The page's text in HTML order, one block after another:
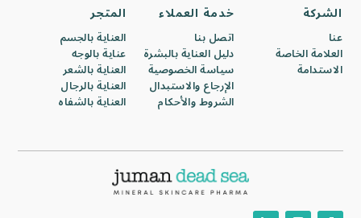
المتجر
العناية بالجسم
عناية بالوجه
العناية بالشعر
العناية بالرجال
العناية بالشفاه
خدمة العملاء
اتصل بنا
دليل العناية بالبشرة
سياسة الخصوصية
الإرجاع والاستبدال
الشروط والأحكام
الشركة
عنا
العلامة الخاصة
الاستدامة